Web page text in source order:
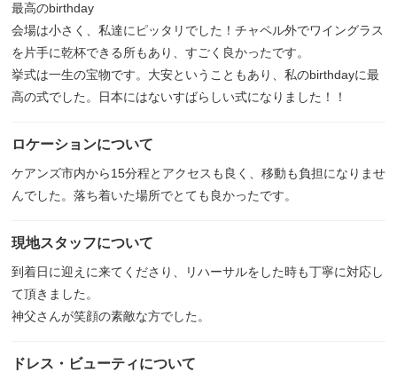
最高のbirthday
会場は小さく、私達にピッタリでした！チャペル外でワイングラス
を片手に乾杯できる所もあり、すごく良かったです。
挙式は一生の宝物です。大安ということもあり、私のbirthdayに最
高の式でした。日本にはないすばらしい式になりました！！
ロケーションについて
ケアンズ市内から15分程とアクセスも良く、移動も負担になりませ
んでした。落ち着いた場所でとても良かったです。
現地スタッフについて
到着日に迎えに来てくださり、リハーサルをした時も丁寧に対応し
て頂きました。
神父さんが笑顔の素敵な方でした。
ドレス・ビューティについて